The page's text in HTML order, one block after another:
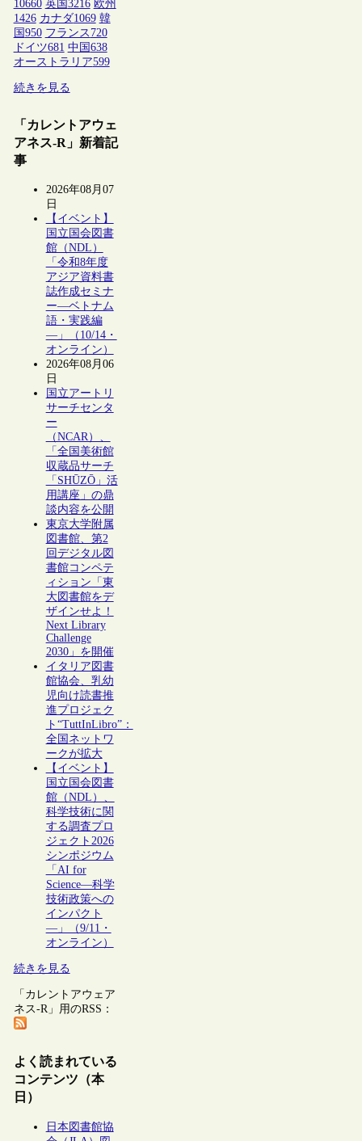
10660 英国 3216 欧州
1426 カナダ1069 韓
国 950 フランス 720
ドイツ681 中国 638
オーストラリア599
続きを見る
「カレントアウェ
アネス-R」新着記
事
2026年08月07
日
【イベント】
国立国会図書
館（NDL）
「令和8年度
アジア資料書
誌作成セミナ
ー―ベトナム
語・実践編
―」（10/14・
オンライン）
2026年08月06
日
国立アートリ
サーチセンタ
ー
（NCAR）、
「全国美術館
収蔵品サーチ
「SHŪZŌ」活
用講座」の鼎
談内容を公開
東京大学附属
図書館、第2
回デジタル図
書館コンペテ
ィション「東
大図書館をデ
ザインせよ！
Next Library
Challenge
2030」を開催
イタリア図書
館協会、乳幼
児向け読書推
進プロジェク
ト“TuttInLibro”：
全国ネットワ
ークが拡大
【イベント】
国立国会図書
館（NDL）、
科学技術に関
する調査プロ
ジェクト2026
シンポジウム
「AI for
Science―科学
技術政策への
インパクト
―」（9/11・
オンライン）
続きを見る
「カレントアウェア
ネス-R」用のRSS：
よく読まれている
コンテンツ（本
日）
日本図書館協